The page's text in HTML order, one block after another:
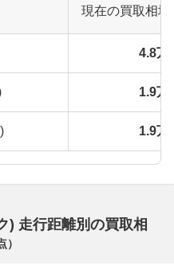
現在の買取相
4.8万
1.9万
1.9万
) 走行距離別の買取相
）